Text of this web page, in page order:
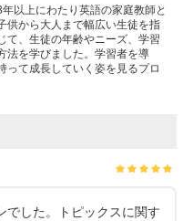
以上にわたり英語の家庭教師と
供から大人まで幅広い生徒を指
て、生徒の年齢やニーズ、学習
法を学びました。学習者を導
って成長していく姿を見るプロ
でした。トピックスに関す